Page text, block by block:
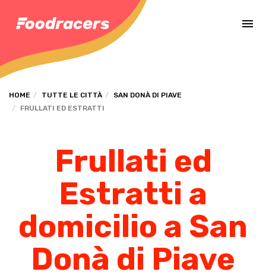
HOME TUTTE LE CITTÀ
SAN DONÀ DI PIAVE
FRULLATI ED ESTRATTI
Frullati ed
Estratti a
domicilio a San
Donà di Piave